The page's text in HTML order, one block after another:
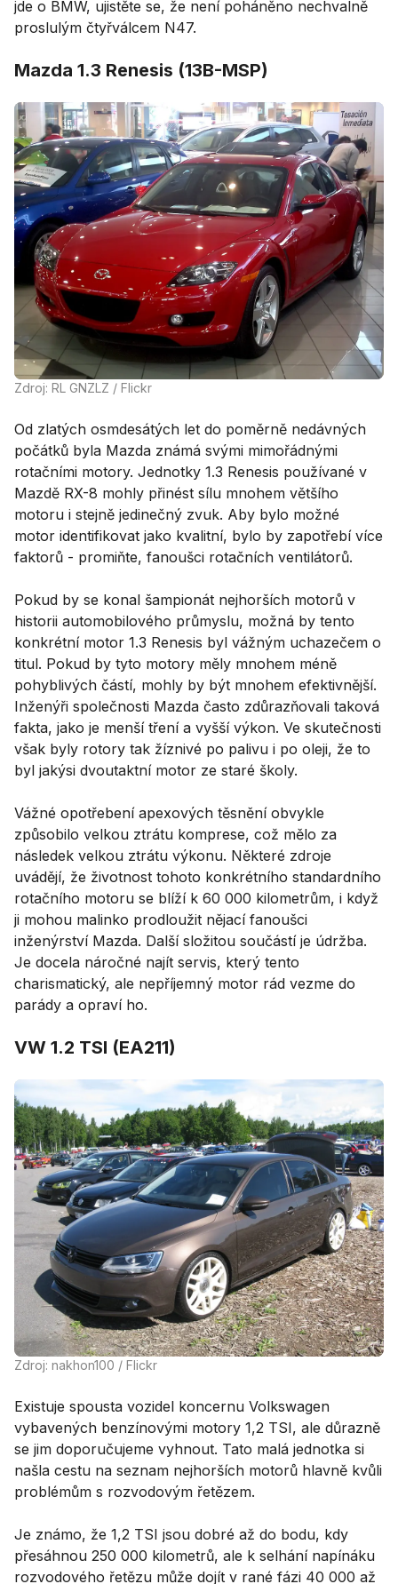
jde o BMW, ujistěte se, že není poháněno nechvalně
proslulým čtyřválcem N47.
Mazda 1.3 Renesis (13B-MSP)
Zdroj: RL GNZLZ / Flickr
Od zlatých osmdesátých let do poměrně nedávných
počátků byla Mazda známá svými mimořádnými
rotačními motory. Jednotky 1.3 Renesis používané v
Mazdě RX-8 mohly přinést sílu mnohem většího
motoru i stejně jedinečný zvuk. Aby bylo možné
motor identifikovat jako kvalitní, bylo by zapotřebí více
faktorů - promiňte, fanoušci rotačních ventilátorů.
Pokud by se konal šampionát nejhorších motorů v
historii automobilového průmyslu, možná by tento
konkrétní motor 1.3 Renesis byl vážným uchazečem o
titul. Pokud by tyto motory měly mnohem méně
pohyblivých částí, mohly by být mnohem efektivnější.
Inženýři společnosti Mazda často zdůrazňovali taková
fakta, jako je menší tření a vyšší výkon. Ve skutečnosti
však byly rotory tak žíznivé po palivu i po oleji, že to
byl jakýsi dvoutaktní motor ze staré školy.
Vážné opotřebení apexových těsnění obvykle
způsobilo velkou ztrátu komprese, což mělo za
následek velkou ztrátu výkonu. Některé zdroje
uvádějí, že životnost tohoto konkrétního standardního
rotačního motoru se blíží k 60 000 kilometrům, i když
ji mohou malinko prodloužit nějací fanoušci
inženýrství Mazda. Další složitou součástí je údržba.
Je docela náročné najít servis, který tento
charismatický, ale nepříjemný motor rád vezme do
parády a opraví ho.
VW 1.2 TSI (EA211)
Zdroj: nakhon100 / Flickr
Existuje spousta vozidel koncernu Volkswagen
vybavených benzínovými motory 1,2 TSI, ale důrazně
se jim doporučujeme vyhnout. Tato malá jednotka si
našla cestu na seznam nejhorších motorů hlavně kvůli
problémům s rozvodovým řetězem.
Je známo, že 1,2 TSI jsou dobré až do bodu, kdy
přesáhnou 250 000 kilometrů, ale k selhání napínáku
rozvodového řetězu může dojít v rané fázi 40 000 až